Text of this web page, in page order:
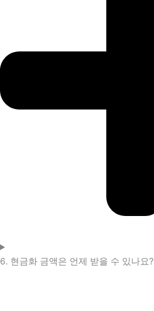
6. 현금화 금액은 언제 받을 수 있나요?